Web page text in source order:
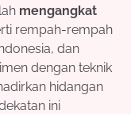
mengangkat
rempah-rempah
dan
dengan teknik
hidangan
ini